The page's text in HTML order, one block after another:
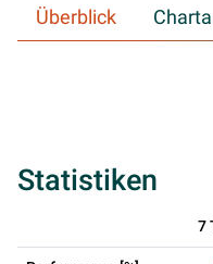
Überblick
Statistiken
7